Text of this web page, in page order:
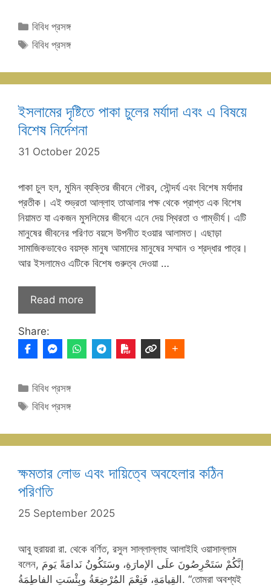
Categories
বিবিধ প্রসঙ্গ
Tags
বিবিধ প্রসঙ্গ
ইসলামের দৃষ্টিতে পাকা চুলের মর্যাদা এবং এ বিষয়ে
বিশেষ নির্দেশনা
31 October 2025
পাকা চুল হল, মুমিন ব্যক্তির জীবনে গৌরব, সৌন্দর্য এবং বিশেষ মর্যাদার
প্রতীক। এই শুভ্রতা আল্লাহ তাআলার পক্ষ থেকে প্রাপ্ত এক বিশেষ
নিয়ামত যা একজন মুসলিমের জীবনে এনে দেয় স্থিরতা ও গাম্ভীর্য। এটি
মানুষের জীবনের পরিণত বয়সে উপনীত হওয়ার আলামত। এছাড়া
সামাজিকভাবেও বয়স্ক মানুষ আমাদের মানুষের সম্মান ও শ্রদ্ধার পাত্র।
আর ইসলামেও এটিকে বিশেষ গুরুত্ব দেওয়া …
Read more
Share:
Categories
বিবিধ প্রসঙ্গ
Tags
বিবিধ প্রসঙ্গ
ক্ষমতার লোভ এবং দায়িত্বে অবহেলার কঠিন
পরিণতি
25 September 2025
আবু হুরায়রা রা. থেকে বর্ণিত, রসুল সাল্লাল্লাহু আলাইহি ওয়াসাল্লাম
বলেন, إنَّكُمْ سَتَحْرِصُونَ علَى الإمارَةِ، وسَتَكُونُ نَدامَةً يَومَ
القِيامَةِ، فَنِعْمَ المُرْضِعَةُ وبِئْسَتِ الفاطِمَةُ. “তোমরা অবশ্যই